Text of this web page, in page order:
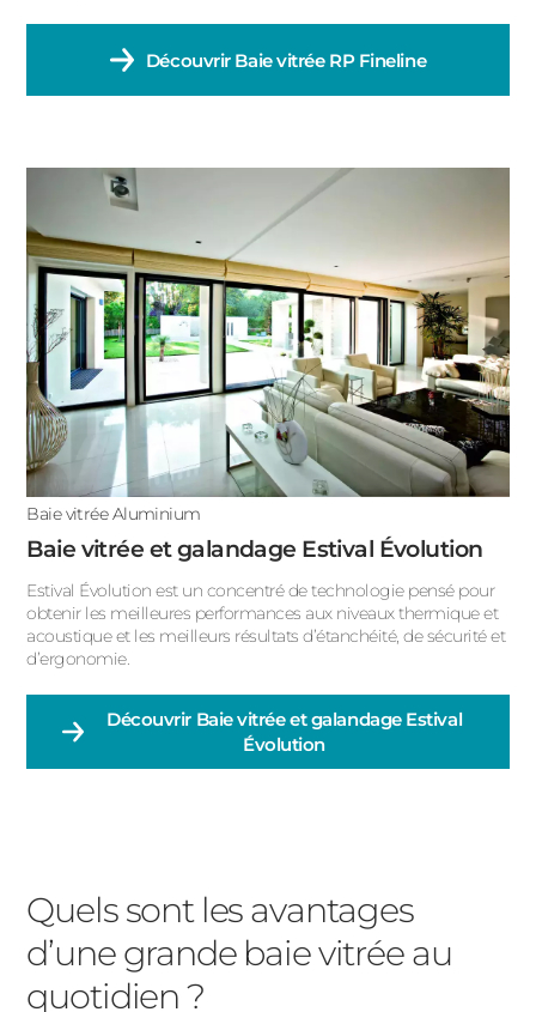
Découvrir Baie vitrée RP Fineline
Baie vitrée Aluminium
Baie vitrée et galandage Estival Évolution
Estival Évolution est un concentré de technologie pensé pour
obtenir les meilleures performances aux niveaux thermique et
acoustique et les meilleurs résultats d’étanchéité, de sécurité et
d’ergonomie.
Découvrir Baie vitrée et galandage Estival
Évolution
Quels sont les avantages
d’une grande baie vitrée au
quotidien ?